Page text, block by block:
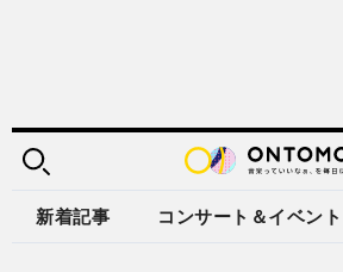
新着記事 コンサート＆イベント